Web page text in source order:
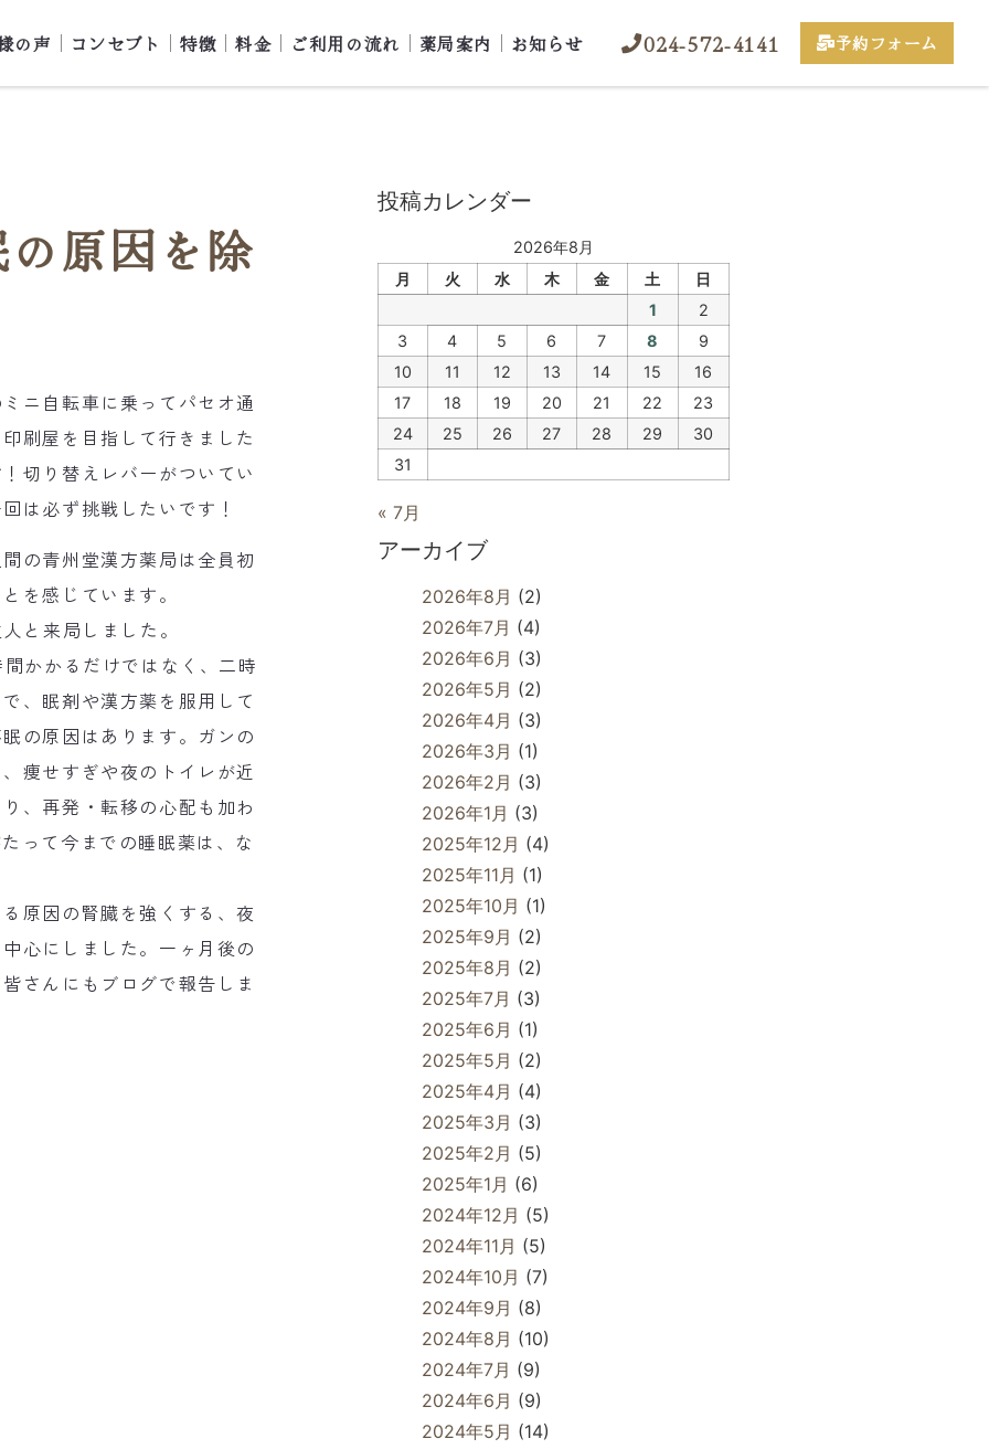
の声 コンセプト 特徴 料金 ご利用の流れ 薬局案内 お知らせ 024-572-4141 予約フォーム
原因を除
ニ自転車に乗ってパセオ通
刷屋を目指して行きました
切り替えレバーがついてい
は必ず挑戦したいです！
の青州堂漢方薬局は全員初
を感じています。
と来局しました。
かかるだけではなく、二時
、眠剤や漢方薬を服用して
の原因はあります。ガンの
痩せすぎや夜のトイレが近
、再発・転移の心配も加わ
って今までの睡眠薬は、な
原因の腎臓を強くする、夜
心にしました。一ヶ月後の
さんにもブログで報告しま
投稿カレンダー
2026年8月
月
火 水 木 金 土
日
1
2
3
4 5 6 7 8
9
10
11 12 13 14 15
16
17
18 19 20 21 22
23
24
25 26 27 28 29
30
31
« 7月
アーカイブ
2026年8月 (2)
2026年7月 (4)
2026年6月 (3)
2026年5月 (2)
2026年4月 (3)
2026年3月 (1)
2026年2月 (3)
2026年1月 (3)
2025年12月 (4)
2025年11月 (1)
2025年10月 (1)
2025年9月 (2)
2025年8月 (2)
2025年7月 (3)
2025年6月 (1)
2025年5月 (2)
2025年4月 (4)
2025年3月 (3)
2025年2月 (5)
2025年1月 (6)
2024年12月 (5)
2024年11月 (5)
2024年10月 (7)
2024年9月 (8)
2024年8月 (10)
2024年7月 (9)
2024年6月 (9)
2024年5月 (14)